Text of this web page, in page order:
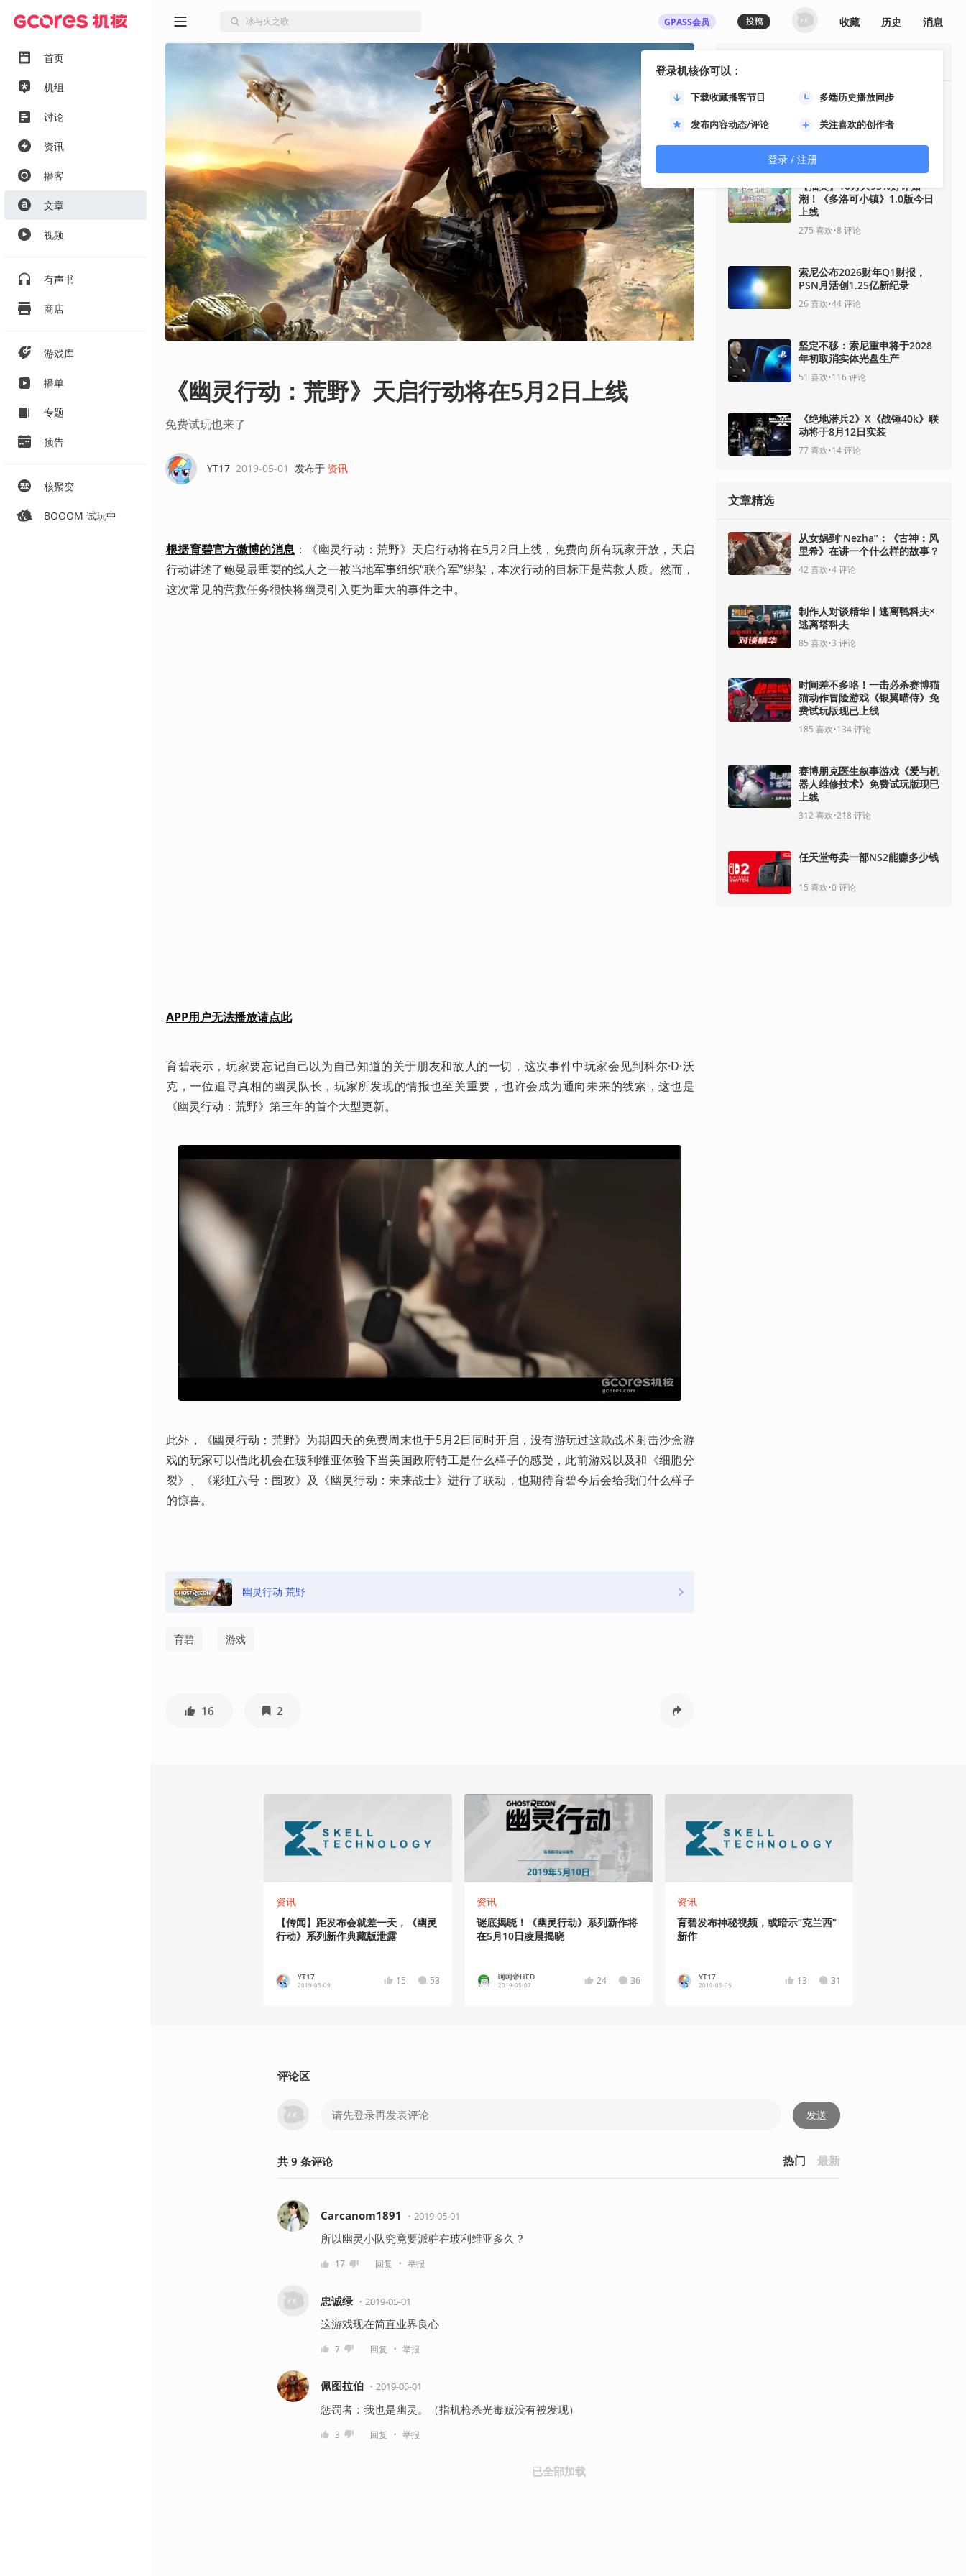
首页
机组
讨论
资讯
播客
文章
视频
有声书
商店
游戏库
播单
专题
预告
核聚变
BOOOM 试玩中
GPASS会员
登录机核你可以：
下载收藏播客节目 多端历史播放同步
发布内容动态/评论 关注喜欢的创作者
登录 / 注册
收藏 历史 消息
《幽灵行动：荒野》天启行动将在5月2日上线
免费试玩也来了
YT17 2019-05-01 发布于 资讯
根据育碧官方微博的消息 ：《幽灵行动：荒野》天启行动将在5月2日上线，免费向所有玩家开放，天启
行动讲述了鲍曼最重要的线人之一被当地军事组织“联合军”绑架，本次行动的目标正是营救人质。然而，
这次常见的营救任务很快将幽灵引入更为重大的事件之中。
APP用户无法播放请点此
育碧表示，玩家要忘记自己以为自己知道的关于朋友和敌人的一切，这次事件中玩家会见到科尔·D·沃
克，一位追寻真相的幽灵队长，玩家所发现的情报也至关重要，也许会成为通向未来的线索，这也是
《幽灵行动：荒野》第三年的首个大型更新。
此外，《幽灵行动：荒野》为期四天的免费周末也于5月2日同时开启，没有游玩过这款战术射击沙盒游
戏的玩家可以借此机会在玻利维亚体验下当美国政府特工是什么样子的感受，此前游戏以及和《细胞分
裂》、《彩虹六号：围攻》及《幽灵行动：未来战士》进行了联动，也期待育碧今后会给我们什么样子
的惊喜。
幽灵行动 荒野
育碧 游戏
16 2
最热资讯
【抽奖】四人合作战术射击游戏
来丰富内容更新
161喜欢•135评论
【抽奖】10万人95%好评如
潮！《多洛可小镇》1.0版今日
上线
275 喜欢•8 评论
索尼公布2026财年Q1财报，
PSN月活创1.25亿新纪录
26喜欢•44评论
坚定不移：索尼重申将于2028
年初取消实体光盘生产
51 喜欢•116评论
《绝地潜兵2》X《战锤40k》联
动将于8月12日实装
77喜欢•14评论
文章精选
从女娲到“Nezha”：《古神：风
里希》在讲一个什么样的故事？
42 喜欢•4评论
制作人对谈精华丨逃离鸭科夫×
逃离塔科夫
85 喜欢•3 评论
时间差不多咯！一击必杀赛博猫
猫动作冒险游戏《银翼喵侍》免
费试玩版现已上线
185 喜欢•134评论
赛博朋克医生叙事游戏《爱与机
器人维修技术》免费试玩版现已
上线
312 喜欢•218 评论
任天堂每卖一部NS2能赚多少钱
15 喜欢•0评论
资讯
【传闻】距发布会就差一天，《幽灵
行动》系列新作典藏版泄露
YT17
2019-05-09 15 53
资讯
谜底揭晓！《幽灵行动》系列新作将
在5月10日凌晨揭晓
呵呵帝HED
2019-05-07 24 36
资讯
育碧发布神秘视频，或暗示“克兰西”
新作
YT17
2019-05-05 13 31
评论区
发送
共 9 条评论 热门 最新
Carcanom1891 ・ 2019-05-01
所以幽灵小队究竟要派驻在玻利维亚多久？
17 回复 ・ 举报
忠诚绿 ・ 2019-05-01
这游戏现在简直业界良心
7 回复 ・ 举报
佩图拉伯 ・ 2019-05-01
惩罚者：我也是幽灵。（指机枪杀光毒贩没有被发现）
3 回复 ・ 举报
已全部加载